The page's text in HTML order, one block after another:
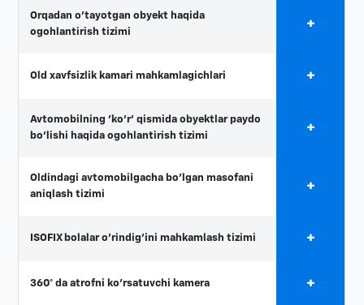
Orqadan o'tayotgan obyekt haqida
ogohlantirish tizimi
+
Old xavfsizlik kamari mahkamlagichlari +
Avtomobilning 'ko'r' qismida obyektlar paydo
bo'lishi haqida ogohlantirish tizimi
+
Oldindagi avtomobilgacha bo'lgan masofani
aniqlash tizimi
+
ISOFIX bolalar o'rindig'ini mahkamlash tizimi +
360° da atrofni ko'rsatuvchi kamera +